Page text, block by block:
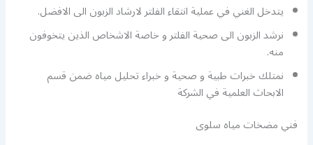
يتدخل الغني في عملية انتقاء الفلتر لارشاد الزبون الى الافضل.
نرشد الزبون الى صحية الفلتر و خاصة الاشخاص الذين يتخوفون
منه.
نمتلك خبرات طبية و صحية و خبراء تحليل مياه ضمن قسم
الابحاث العلمية في الشركة
فني مضخات مياه سلوى